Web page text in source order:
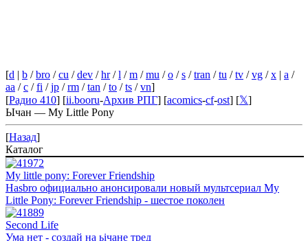
[d | b /bro /cu /dev /hr/l /m /mu /o /s /tran /tu /tv /vg /x | a /
aa /c /fi /jp /rm /tan /to /ts /vn]
[Радио 410] [ii.booru-Архив РПГ] [acomics-cf-ost] [𝕏]
Ычан — My Little Pony
[Назад]
Каталог
My little pony: Forever Friendship
Hasbro официально анонсировали новый мультсериал My
Little Pony: Forever Friendship - шестое поколен
Second Life
Ума нет - создай на ьічане тред